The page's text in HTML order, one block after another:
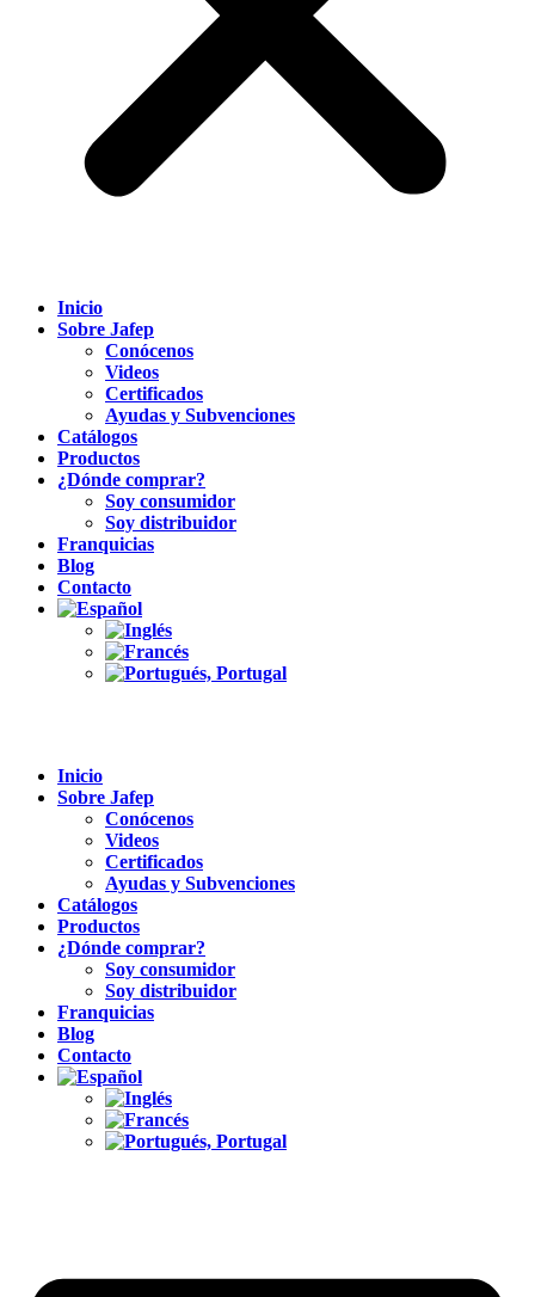
Inicio
Sobre Jafep
Conócenos
Videos
Certificados
Ayudas y Subvenciones
Catálogos
Productos
¿Dónde comprar?
Soy consumidor
Soy distribuidor
Franquicias
Blog
Contacto
Inicio
Sobre Jafep
Conócenos
Videos
Certificados
Ayudas y Subvenciones
Catálogos
Productos
¿Dónde comprar?
Soy consumidor
Soy distribuidor
Franquicias
Blog
Contacto